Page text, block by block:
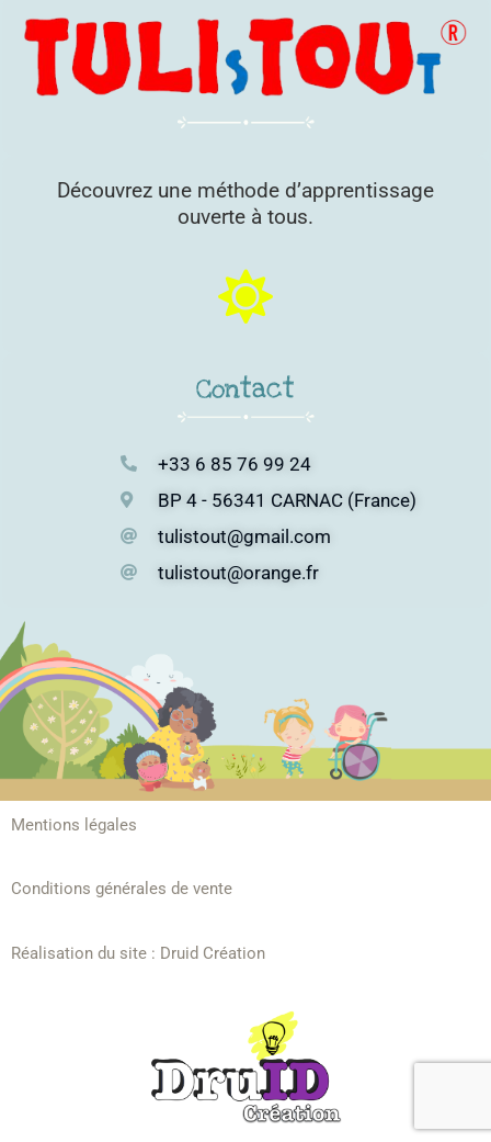
Découvrez une méthode d’apprentissage
ouverte à tous.
Contact
+33 6 85 76 99 24
BP 4 - 56341 CARNAC (France)
tulistout@gmail.com
tulistout@orange.fr
Mentions légales
Conditions générales de vente
Réalisation du site : Druid Création